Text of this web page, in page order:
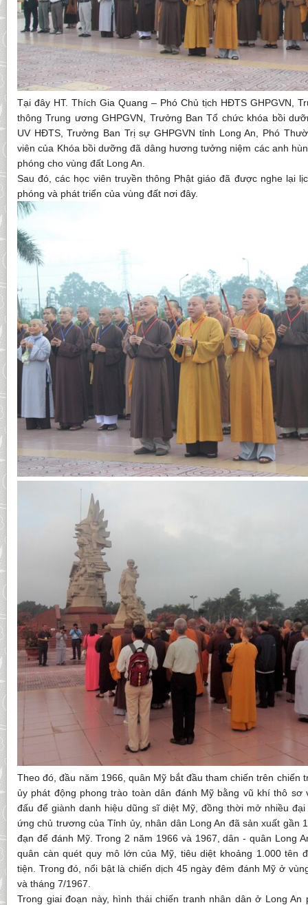
Tại đây HT. Thích Gia Quang – Phó Chủ tịch HĐTS GHPGVN,
thông Trung ương GHPGVN, Trưởng Ban Tổ chức khóa bồi
UV HĐTS, Trưởng Ban Trị sự GHPGVN tỉnh Long An, Phó
viên của Khóa bồi dưỡng đã dâng hương tưởng niệm các anh
phóng cho vùng đất Long An.
Sau đó, các học viên truyền thông Phật giáo đã được nghe lại
phóng và phát triển của vùng đất nơi đây.
Theo đó, đầu năm 1966, quân Mỹ bắt đầu tham chiến trên chiến
ủy phát động phong trào toàn dân đánh Mỹ bằng vũ khí thô sơ
đấu để giành danh hiệu dũng sĩ diệt Mỹ, đồng thời mở nhiều
ứng chủ trương của Tỉnh ủy, nhân dân Long An đã sản xuất gần
đạn để đánh Mỹ. Trong 2 năm 1966 và 1967, dân - quân Long
quân càn quét quy mô lớn của Mỹ, tiêu diệt khoảng 1.000 tên
tiện. Trong đó, nổi bật là chiến dịch 45 ngày đêm đánh Mỹ ở
và tháng 7/1967.
Trong giai đoạn này, hình thái chiến tranh nhân dân ở Long An